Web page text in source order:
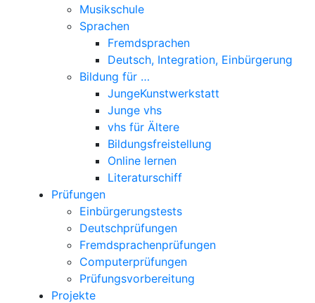
Musikschule
Sprachen
Fremdsprachen
Deutsch, Integration, Einbürgerung
Bildung für …
JungeKunstwerkstatt
Junge vhs
vhs für Ältere
Bildungsfreistellung
Online lernen
Literaturschiff
Prüfungen
Einbürgerungstests
Deutschprüfungen
Fremdsprachenprüfungen
Computerprüfungen
Prüfungsvorbereitung
Projekte